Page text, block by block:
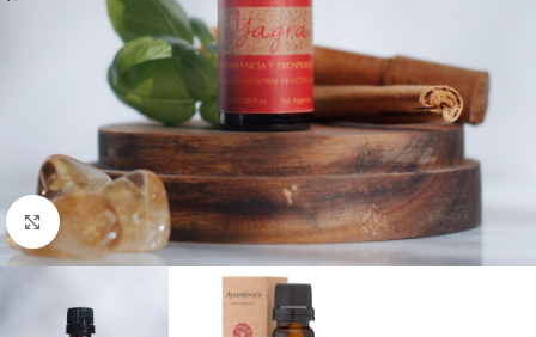
Clic para ampliar